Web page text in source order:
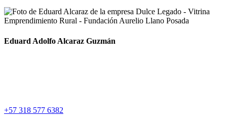
Eduard Adolfo Alcaraz Guzmán
+57 318 577 6382